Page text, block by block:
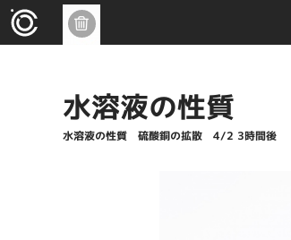
水溶液の性質
水溶液の性質 硫酸銅の拡散 4/2 3時間後